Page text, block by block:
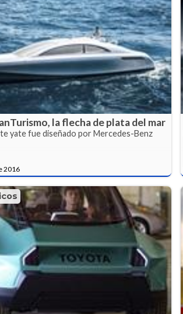
la flecha de plata del mar
yate fue diseñado por Mercedes-Benz
2016